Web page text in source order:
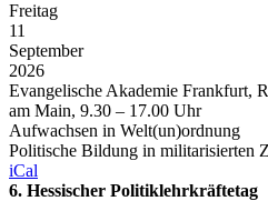
Freitag
11
September
2026
Evangelische Akademie Frankfurt,
am Main, 9.30 – 17.00 Uhr
Aufwachsen in Welt(un)ordnung
Politische Bildung in militarisierten
iCal
6. Hessischer Politiklehrkräftetag